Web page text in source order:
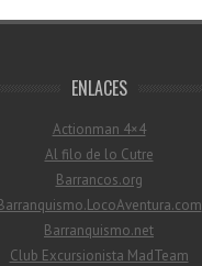
ENLACES
Actionman 4×4
Al filo de lo Cutre
Barrancos.org
Barranquismo.net
Club Excursionista MadTeam